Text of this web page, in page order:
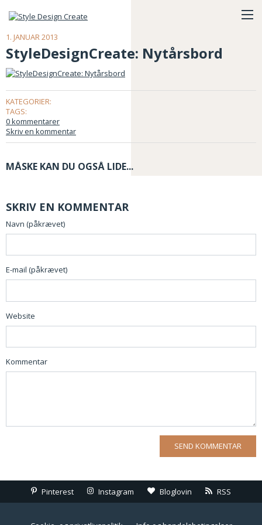
1. JANUAR 2013
StyleDesignCreate: Nytårsbord
KATEGORIER:
TAGS:
0 kommentarer
Skriv en kommentar
MÅSKE KAN DU OGSÅ LIDE...
SKRIV EN KOMMENTAR
Navn (påkrævet)
E-mail (påkrævet)
Website
Kommentar
Pinterest Instagram Bloglovin RSS